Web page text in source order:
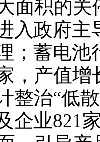
面积的
入政府
；蓄电池
，产值增
整治“低
企业821